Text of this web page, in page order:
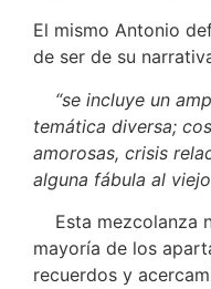
El mismo Antonio
de ser de su
“se incluye un
temática diversa;
amorosas, crisis
alguna fábula al
Esta mezcolanza
mayoría de los
recuerdos y